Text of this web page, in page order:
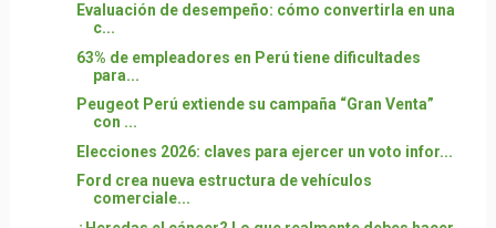
Evaluación de desempeño: cómo convertirla en una
c...
63% de empleadores en Perú tiene dificultades
para...
Peugeot Perú extiende su campaña “Gran Venta”
con ...
Elecciones 2026: claves para ejercer un voto infor...
Ford crea nueva estructura de vehículos
comerciale...